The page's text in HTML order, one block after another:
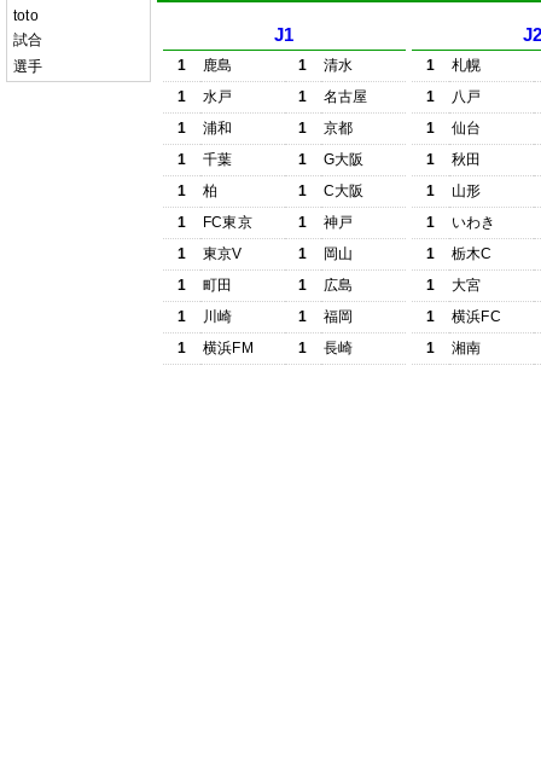
toto
試合
選手
J1
1 鹿島 1
清水
1
水戸 1
名古屋
1
浦和 1
京都
1
千葉 1
G大阪
1
柏 1
C大阪
1
FC東京 1
神戸
1
東京V 1
岡山
1
町田 1
広島
1
川崎 1
福岡
1
横浜FM 1 長崎
1
札幌
1
八戸
1
仙台
1
秋田
1
山形
1
いわき
1
栃木C
1
大宮
1
横浜FC
1
湘南